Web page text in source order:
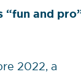
“fun and
2022, a